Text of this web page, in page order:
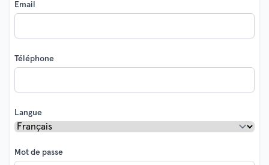
Email
Téléphone
Langue
Mot de passe